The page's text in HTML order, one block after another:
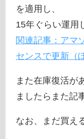
を適用し、
15年ぐらい運用
関連記事：アマ
センスで更新（
また在庫復活が
ましたらまた記
なお、まだ買え